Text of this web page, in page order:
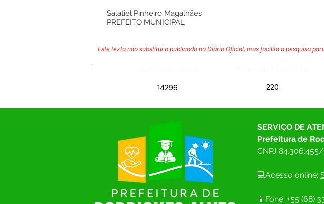
Salatiel Pinheiro Magalhães
PREFEITO MUNICIPAL
Este texto não substitui o publicado no Diário Oficial, mas facilita a pesquisa
14296 220
SERVIÇO DE
Prefeitura de
CNPJ
💻Acesso online:
📱Fone: +55 (68)